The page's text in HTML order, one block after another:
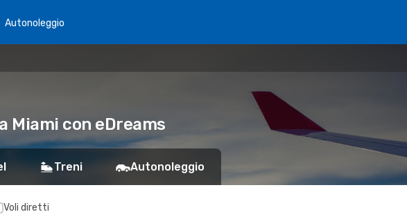
Autonoleggio
Miami con eDreams
Treni Autonoleggio
Voli diretti